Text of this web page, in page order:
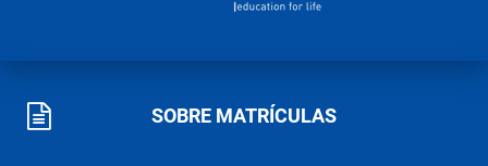
SOBRE MATRÍCULAS